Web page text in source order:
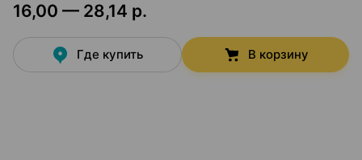
16,00 — 28,14 р.
Где купить В корзину